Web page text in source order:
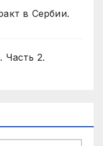
в Сербии.
Часть 2.